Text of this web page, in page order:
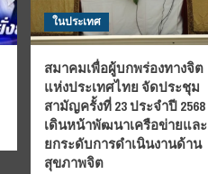
ในประเทศ
สมาคมเพื่อผู้บกพร่องทางจิต
แห่งประเทศไทย จัดประชุม
สามัญครั้งที่ 23 ประจำปี 2568
เดินหน้าพัฒนาเครือข่ายและ
ยกระดับการดำเนินงานด้าน
สุขภาพจิต